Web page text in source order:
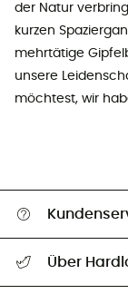
der Natur
kurzen
mehrtätige
unsere
möchtest, wir
Über